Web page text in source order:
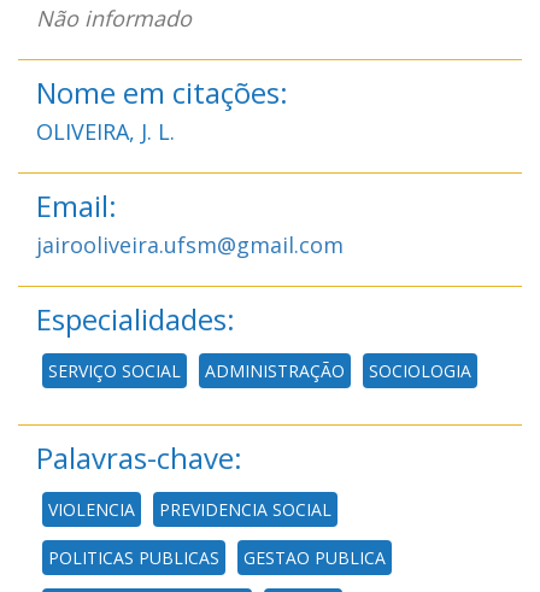
Não informado
Nome em citações:
OLIVEIRA, J. L.
Email:
jairooliveira.ufsm@gmail.com
Especialidades:
SERVIÇO SOCIAL ADMINISTRAÇÃO SOCIOLOGIA
Palavras-chave:
VIOLENCIA PREVIDENCIA SOCIAL
POLITICAS PUBLICAS GESTAO PUBLICA